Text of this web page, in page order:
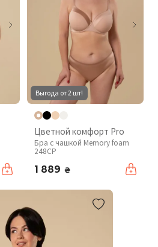
Выгода от 2 шт!
Цветной комфорт Pro
Бра с чашкой Memory foam
248CP
1 889 ₴